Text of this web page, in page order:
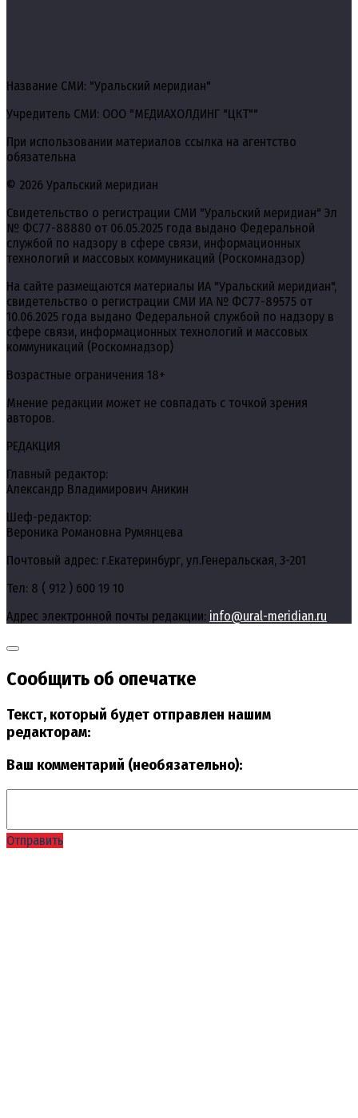
Название СМИ: "Уральский меридиан"
Учредитель СМИ: ООО "МЕДИАХОЛДИНГ "ЦКТ""
При использовании материалов ссылка на агентство
обязательна
© 2026 Уральский меридиан
Свидетельство о регистрации СМИ "Уральский меридиан" Эл
№ ФС77-88880 от 06.05.2025 года выдано Федеральной
службой по надзору в сфере связи, информационных
технологий и массовых коммуникаций (Роскомнадзор)
На сайте размещаются материалы ИА "Уральский меридиан",
свидетельство о регистрации СМИ ИА № ФС77-89575 от
10.06.2025 года выдано Федеральной службой по надзору в
сфере связи, информационных технологий и массовых
коммуникаций (Роскомнадзор)
Возрастные ограничения 18+
Мнение редакции может не совпадать с точкой зрения
авторов.
РЕДАКЦИЯ
Главный редактор:
Александр Владимирович Аникин
Шеф-редактор:
Вероника Романовна Румянцева
Почтовый адрес: г.Екатеринбург, ул.Генеральская, 3-201
Тел: 8 ( 912 ) 600 19 10
Адрес электронной почты редакции: info@ural-meridian.ru
Сообщить об опечатке
Текст, который будет отправлен нашим
редакторам:
Ваш комментарий (необязательно):
Отправить